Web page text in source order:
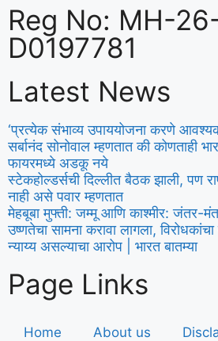
Reg No: MH-
D0197781
Latest News
‘प्रत्येक संभाव्य उपाययोजना करणे
सर्बानंद सोनोवाल म्हणतात की कोणताही
फायरमध्ये अडकू नये
स्टेकहोल्डर्सची दिल्लीत बैठक झाली, पण
नाही असे पवार म्हणतात
मेहबूबा मुफ्ती: जम्मू आणि काश्मीर: जंतर-
उष्णतेचा सामना करावा लागला,
न्याय्य असल्याचा आरोप | भारत बातम्या
Page Links
Home About us